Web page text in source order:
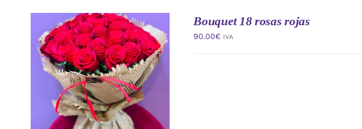
AÑADIR AL CARRITO /
VISTA
RAPIDA
Bouquet 18 rosas rojas
90.00€ IVA